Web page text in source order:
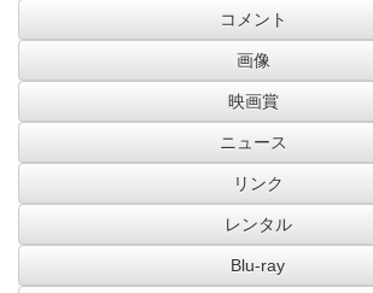
コメント
画像
映画賞
ニュース
リンク
レンタル
Blu-ray